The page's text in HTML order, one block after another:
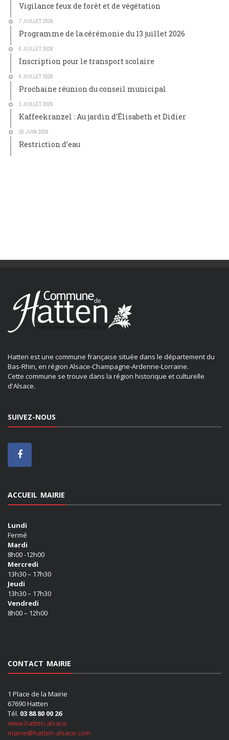
Vigilance feux de forêt et de végétation
7 JUILLET 2026
Programme de la cérémonie du 13 juillet 2026
6 JUILLET 2026
Inscription pour le transport scolaire
6 JUILLET 2026
Prochaine réunion du conseil municipal
1 JUILLET 2026
Kaffeekranzel : Au jardin d’Élisabeth et Didier
30 JUIN 2026
Restriction d’eau
Hatten est une commune française située dans le département du
Bas-Rhin, en région Alsace-Champagne-Ardenne-Lorraine.
Cette commune se trouve dans la région historique et culturelle
d'Alsace.
SUIVEZ-NOUS
ACCUEIL MAIRIE
Lundi
Fermé
Mardi
8h00 -12h00
Mercredi
13h30 – 17h30
Jeudi
13h30 – 17h30
Vendredi
8h00 – 12h00
CONTACT MAIRIE
1 Place de la Mairie
67690 Hatten
Tél. 03 88 80 00 26
www.hatten.alsace
mairie@hatten-alsace.com